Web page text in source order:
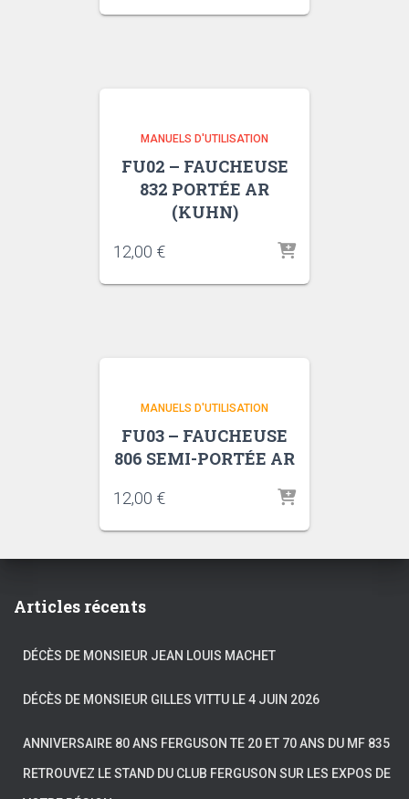
MANUELS D'UTILISATION
FU02 – FAUCHEUSE
832 PORTÉE AR
(KUHN)
12,00 €
MANUELS D'UTILISATION
FU03 – FAUCHEUSE
806 SEMI-PORTÉE AR
12,00 €
Articles récents
DÉCÈS DE MONSIEUR JEAN LOUIS MACHET
DÉCÈS DE MONSIEUR GILLES VITTU LE 4 JUIN 2026
ANNIVERSAIRE 80 ANS FERGUSON TE 20 ET 70 ANS DU MF 835
RETROUVEZ LE STAND DU CLUB FERGUSON SUR LES EXPOS DE